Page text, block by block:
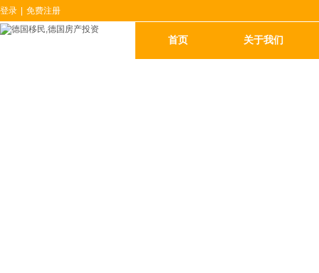
首页 关于我们
登录 免费注册